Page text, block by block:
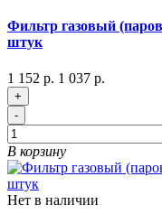
Фильтр газовый
штук
1 152 р. 1 037 р.
+
-
В корзину
Нет в наличии